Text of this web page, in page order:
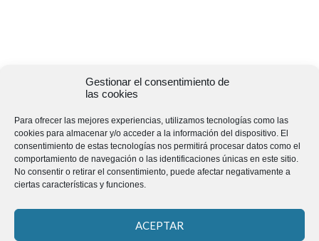
Gestionar el consentimiento de
las cookies
Para ofrecer las mejores experiencias, utilizamos tecnologías como las
cookies para almacenar y/o acceder a la información del dispositivo. El
consentimiento de estas tecnologías nos permitirá procesar datos como el
comportamiento de navegación o las identificaciones únicas en este sitio.
No consentir o retirar el consentimiento, puede afectar negativamente a
ciertas características y funciones.
ACEPTAR